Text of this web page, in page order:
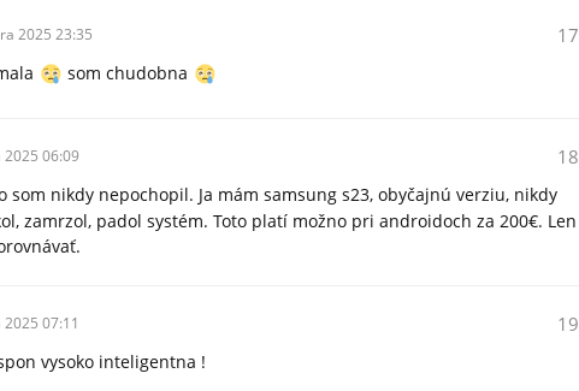
17
2025 23:35
som chudobna
18
2025 06:09
som nikdy nepochopil. Ja mám samsung s23, obyčajnú verziu, nikdy
zamrzol, padol systém. Toto platí možno pri androidoch za 200€. Len
19
2025 07:11
vysoko inteligentna !